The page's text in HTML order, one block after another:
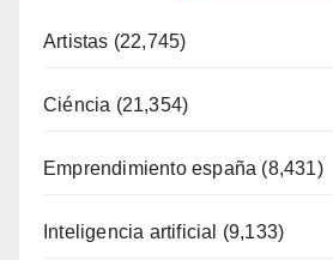
Artistas (22,745)
Ciéncia (21,354)
Emprendimiento españa (8,431)
Inteligencia artificial (9,133)